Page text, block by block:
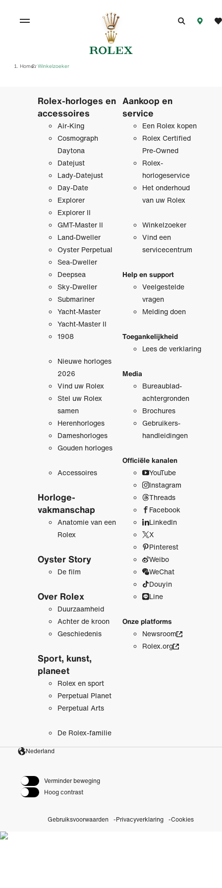
Home/ Winkelzoeker
Rolex-horloges en
accessoires
Air-King
Cosmograph
Daytona
Datejust
Lady-Datejust
Day-Date
Explorer
Explorer II
GMT-Master II
Land-Dweller
Oyster Perpetual
Sea-Dweller
Deepsea
Sky-Dweller
Submariner
Yacht-Master
Yacht-Master II
1908
Nieuwe horloges
2026
Vind uw Rolex
Stel uw Rolex
samen
Herenhorloges
Dameshorloges
Gouden horloges
Accessoires
Horloge­
vakmanschap
Anatomie van een
Rolex
Oyster Story
De film
Over Rolex
Duurzaamheid
Achter de kroon
Geschiedenis
Sport, kunst,
planeet
Rolex en sport
Perpetual Planet
Perpetual Arts
De Rolex-familie
Aankoop en
service
Een Rolex kopen
Rolex Certified
Pre‑Owned
Rolex-
horlogeservice
Het onderhoud
van uw Rolex
Winkelzoeker
Vind een
servicecentrum
Help en support
Veelgestelde
vragen
Melding doen
Toegankelijkheid
Lees de verklaring
Media
Bureaublad­
achtergronden
Brochures
Gebruikers­
handleidingen
Officiële kanalen
YouTube
Instagram
Threads
Facebook
LinkedIn
X
Pinterest
Weibo
WeChat
Douyin
Line
Onze platforms
Newsroom
Rolex.org
Nederland
Verminder beweging
Hoog contrast
Gebruiksvoorwaarden Privacyverklaring Cookies